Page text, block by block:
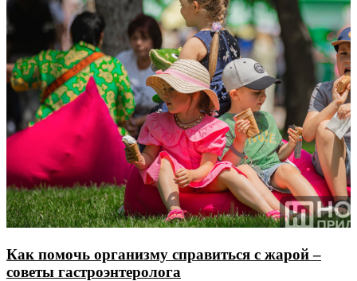
Как помочь организму справиться с жарой –
советы гастроэнтеролога